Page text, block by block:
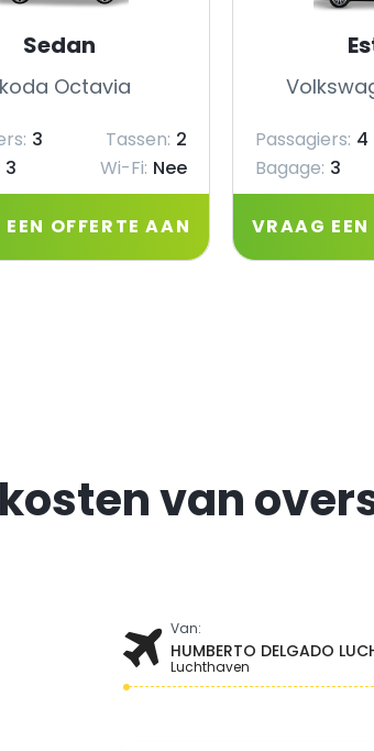
Sedan
Octavia
3 Tassen: 2
3 Wi-Fi: Nee
OFFERTE AAN
Passagiers: 4
Bagage: 3
VRAAG
van
Van:
HUMBERTO DELGADO
Luchthaven